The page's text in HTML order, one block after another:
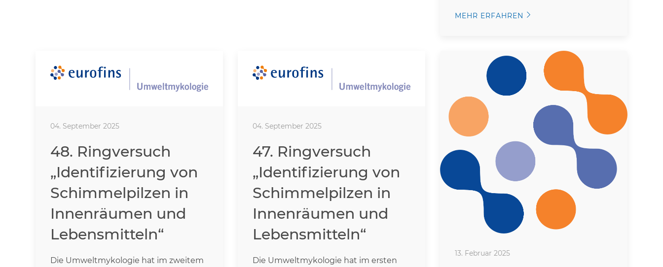
MEHR ERFAHREN
04. September 2025
48. Ringversuch
„Identifizierung von
Schimmelpilzen in
Innenräumen und
Lebensmitteln“
Die Umweltmykologie hat im zweitem
04. September 2025
47. Ringversuch
„Identifizierung von
Schimmelpilzen in
Innenräumen und
Lebensmitteln“
Die Umweltmykologie hat im ersten
13. Februar 2025